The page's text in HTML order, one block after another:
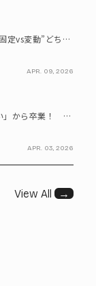
これから住宅ローンを選ぶなら“固定vs変動”どちらが正解? 9割が利用したいと答えた「いま決めなくてもいい」ローンとは!?
APR. 09, 2026
「何が分からないか、分からない」から卒業！ SBIネオトレード証券で学ぶ、はじめての資産形成
APR. 03, 2026
View All →